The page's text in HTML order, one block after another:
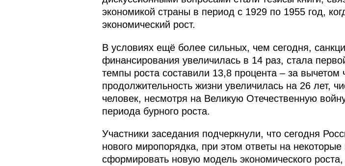
экономикой страны в период с 1929 по 1955 год,
экономический рост.
В условиях ещё более сильных, чем сегодня,
финансирования увеличилась в 14 раз, стала
темпы роста составили 13,8 процента – за
продолжительность жизни увеличилась на 26 лет,
человек, несмотря на Великую Отечественную
периода бурного роста.
Участники заседания подчеркнули, что сегодня
нового миропорядка, при этом ответы на
сформировать новую модель экономического